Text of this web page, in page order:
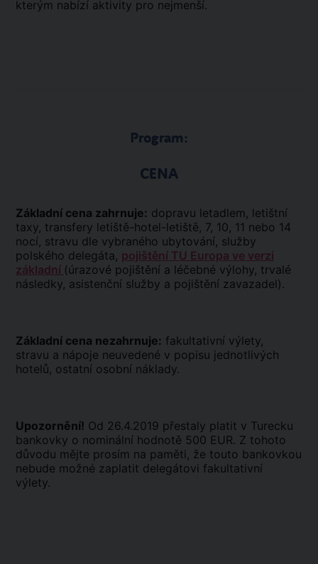
kterým nabízí aktivity pro nejmenší.
Program:
CENA
Základní cena zahrnuje: dopravu letadlem, letištní
taxy, transfery letiště-hotel-letiště, 7, 10, 11 nebo 14
nocí, stravu dle vybraného ubytování, služby
polského delegáta, pojištění TU Europa ve verzi
základní (úrazové pojištění a léčebné výlohy, trvalé
následky, asistenční služby a pojištění zavazadel).
Základní cena nezahrnuje: fakultativní výlety,
stravu a nápoje neuvedené v popisu jednotlivých
hotelů, ostatní osobní náklady.
Upozornění! Od 26.4.2019 přestaly platit v Turecku
bankovky o nominální hodnotě 500 EUR. Z tohoto
důvodu mějte prosím na paměti, že touto bankovkou
nebude možné zaplatit delegátovi fakultativní
výlety.